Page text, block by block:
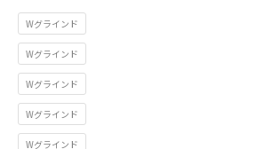
Wグラインド
Wグラインド
Wグラインド
Wグラインド
Wグラインド